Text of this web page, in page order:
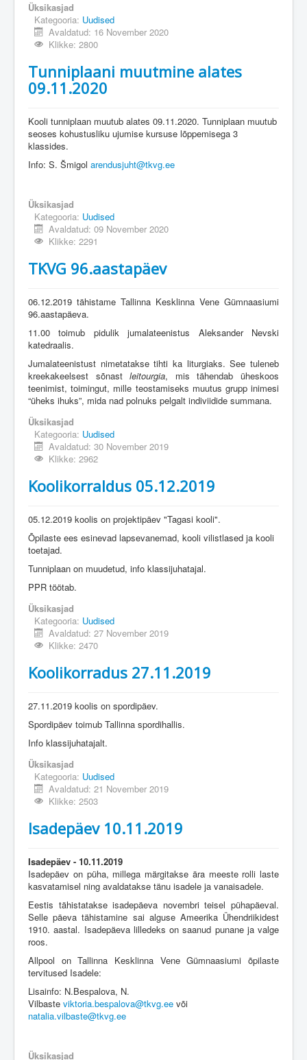
Üksikasjad
Kategooria: Uudised
Avaldatud: 16 November 2020
Klikke: 2800
Tunniplaani muutmine alates
09.11.2020
Kooli tunniplaan muutub alates 09.11.2020. Tunniplaan muutub
seoses kohustusliku ujumise kursuse lõppemisega 3
klassides.
Info: S. Šmigol arendusjuht@tkvg.ee
Üksikasjad
Kategooria: Uudised
Avaldatud: 09 November 2020
Klikke: 2291
TKVG 96.aastapäev
06.12.2019 tähistame Tallinna Kesklinna Vene Gümnaasiumi
96.aastapäeva.
11.00 toimub pidulik jumalateenistus Aleksander Nevski
katedraalis.
Jumalateenistust nimetatakse tihti ka liturgiaks. See tuleneb
kreekakeelsest sõnastleitourgia, mis tähendab üheskoos
teenimist, toimingut, mille teostamiseks muutus grupp inimesi
“üheks ihuks”, mida nad polnuks pelgalt indiviidide summana.
Üksikasjad
Kategooria: Uudised
Avaldatud: 30 November 2019
Klikke: 2962
Koolikorraldus 05.12.2019
05.12.2019 koolis on projektipäev "Tagasi kooli".
Õpilaste ees esinevad lapsevanemad, kooli vilistlased ja kooli
toetajad.
Tunniplaan on muudetud, info klassijuhatajal.
PPR töötab.
Üksikasjad
Kategooria: Uudised
Avaldatud: 27 November 2019
Klikke: 2470
Koolikorradus 27.11.2019
27.11.2019 koolis on spordipäev.
Spordipäev toimub Tallinna spordihallis.
Info klassijuhatajalt.
Üksikasjad
Kategooria: Uudised
Avaldatud: 21 November 2019
Klikke: 2503
Isadepäev 10.11.2019
Isadepäev - 10.11.2019
Isadepäev on püha, millega märgitakse ära meeste rolli laste
kasvatamisel ning avaldatakse tänu isadele ja vanaisadele.
Eestis tähistatakse isadepäeva novembri teisel pühapäeval.
Selle päeva tähistamine sai alguse Ameerika Ühendriikidest
1910. aastal. Isadepäeva lilledeks on saanud punane ja valge
roos.
Allpool on Tallinna Kesklinna Vene Gümnaasiumi õpilaste
tervitused Isadele:
Lisainfo: N.Bespalova, N.
Vilbaste viktoria.bespalova@tkvg.ee või
natalia.vilbaste@tkvg.ee
Üksikasjad